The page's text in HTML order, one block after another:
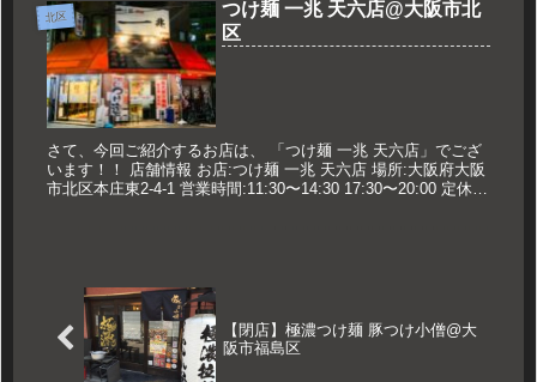
北区
つけ麺 一兆 天六店@大阪市北
区
さて、今回ご紹介するお店は、 「つけ麺 一兆 天六店」でござ
います！！ 店舗情報 お店:つけ麺 一兆 天六店 場所:大阪府大阪
市北区本庄東2-4-1 営業時間:11:30〜14:30 17:30〜20:00 定休
【閉店】極濃つけ麺 豚つけ小僧@大
阪市福島区